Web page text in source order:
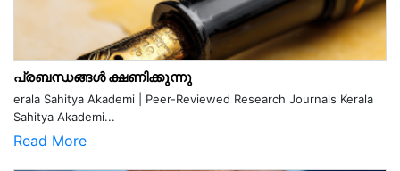
പ്രബന്ധങ്ങൾ ക്ഷണിക്കുന്നു
erala Sahitya Akademi | Peer-Reviewed Research Journals Kerala
Sahitya Akademi...
Read More